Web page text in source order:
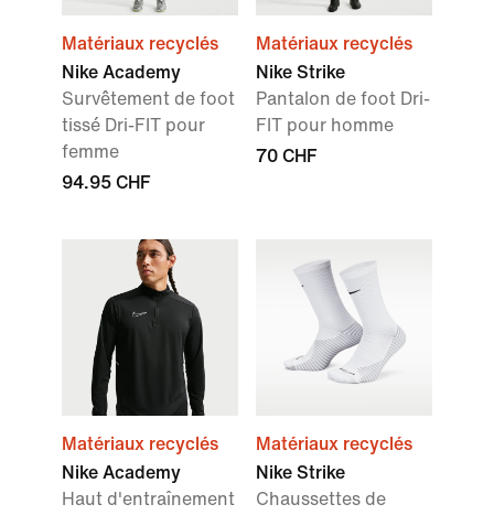
Matériaux recyclés
Nike Academy
Survêtement de foot
tissé Dri-FIT pour
femme
94.95 CHF
Matériaux recyclés
Nike Strike
Pantalon de foot Dri-
FIT pour homme
70 CHF
Matériaux recyclés
Nike Academy
Haut d'entraînement
Matériaux recyclés
Nike Strike
Chaussettes de